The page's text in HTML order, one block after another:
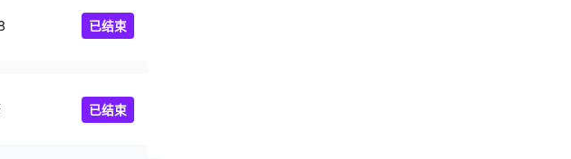
已结束
已结束